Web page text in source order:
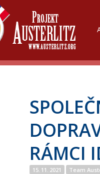
RÁMCI
15. 11. 2021 Team